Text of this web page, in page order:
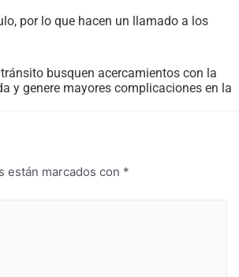
por lo que hacen un llamado a los
busquen acercamientos con la
y genere mayores complicaciones en la
están marcados con *